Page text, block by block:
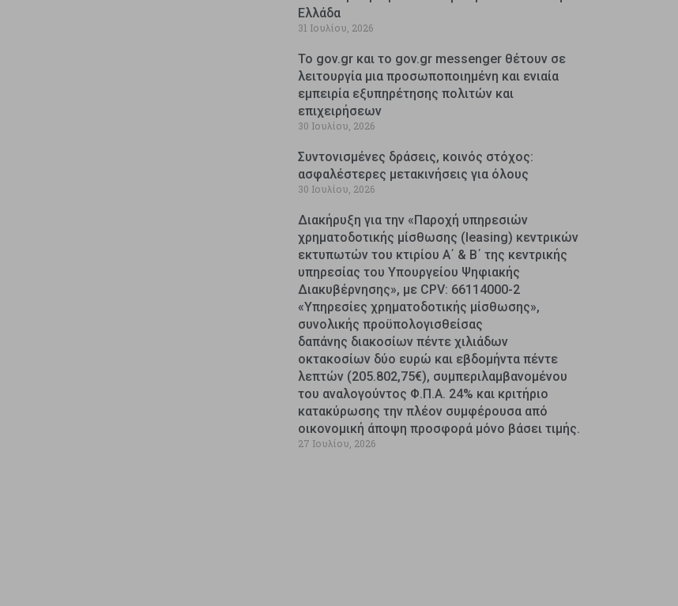
Ελλάδα
31 Ιουλίου, 2026
Το gov.gr και το gov.gr messenger θέτουν σε
λειτουργία μια προσωποποιημένη και ενιαία
εμπειρία εξυπηρέτησης πολιτών και
επιχειρήσεων
30 Ιουλίου, 2026
Συντονισμένες δράσεις, κοινός στόχος:
ασφαλέστερες μετακινήσεις για όλους
30 Ιουλίου, 2026
Διακήρυξη για την «Παροχή υπηρεσιών
χρηματοδοτικής μίσθωσης (leasing) κεντρικών
εκτυπωτών του κτιρίου Α΄ & Β΄ της κεντρικής
υπηρεσίας του Υπουργείου Ψηφιακής
Διακυβέρνησης», με CPV: 66114000-2
«Υπηρεσίες χρηματοδοτικής μίσθωσης»,
συνολικής προϋπολογισθείσας
δαπάνης διακοσίων πέντε χιλιάδων
οκτακοσίων δύο ευρώ και εβδομήντα πέντε
λεπτών (205.802,75€), συμπεριλαμβανομένου
του αναλογούντος Φ.Π.Α. 24% και κριτήριο
κατακύρωσης την πλέον συμφέρουσα από
οικονομική άποψη προσφορά μόνο βάσει τιμής.
27 Ιουλίου, 2026